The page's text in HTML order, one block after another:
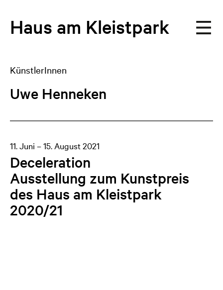
Haus am Kleistpark
KünstlerInnen
Uwe Henneken
11. Juni – 15. August 2021
Deceleration
Ausstellung zum Kunstpreis
des Haus am Kleistpark
2020/21